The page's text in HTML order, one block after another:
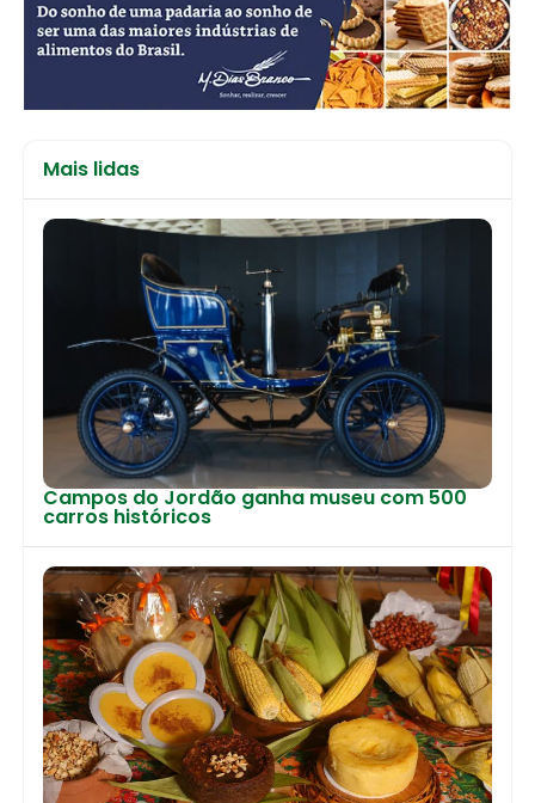
Mais lidas
Campos do Jordão ganha museu com 500
carros históricos